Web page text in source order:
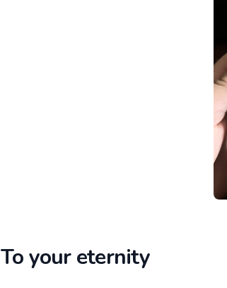
To your eternity